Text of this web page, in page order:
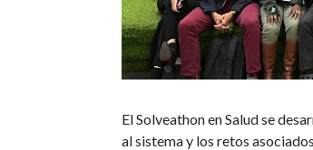
El Solveathon en Salud se
al sistema y los retos